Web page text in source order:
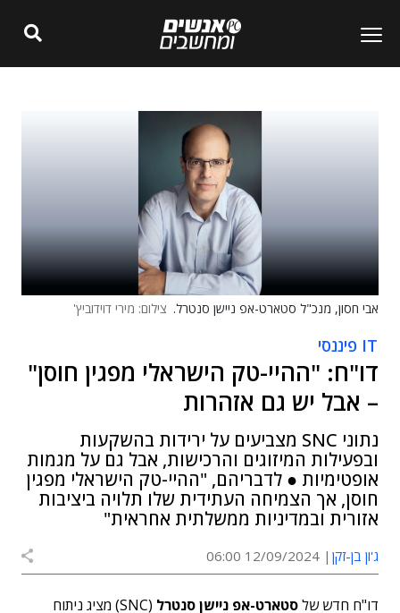
אבי חסון, מנכ"ל סטארט-אפ ניישן סנטרל. צילום: מירי דוידוביץ'
IT פיננסי
דו"ח: "ההיי-טק הישראלי מפגין חוסן"
– אבל יש גם אזהרות
נתוני SNC מצביעים על ירידות בהשקעות
ובפעילות המיזוגים והרכישות, אבל גם על מגמות
אופטימיות ● לדבריהם, "ההיי-טק הישראלי מפגין
חוסן, אך הצמיחה העתידית שלו תלויה ביציבות
אזורית ובמדיניות ממשלתית אחראית"
ג'ון בן-זקן 12/09/2024 06:00
דו"ח חדש שלסטארט-אפ ניישן סנטרל
(SNC) מציג ניתוח